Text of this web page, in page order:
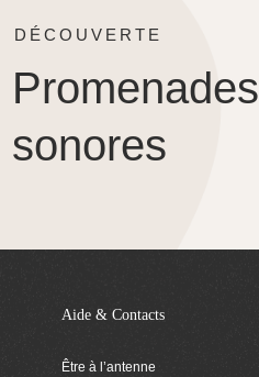
DÉCOUVERTE
Promenades
sonores
Aide & Contacts
Être à l’antenne